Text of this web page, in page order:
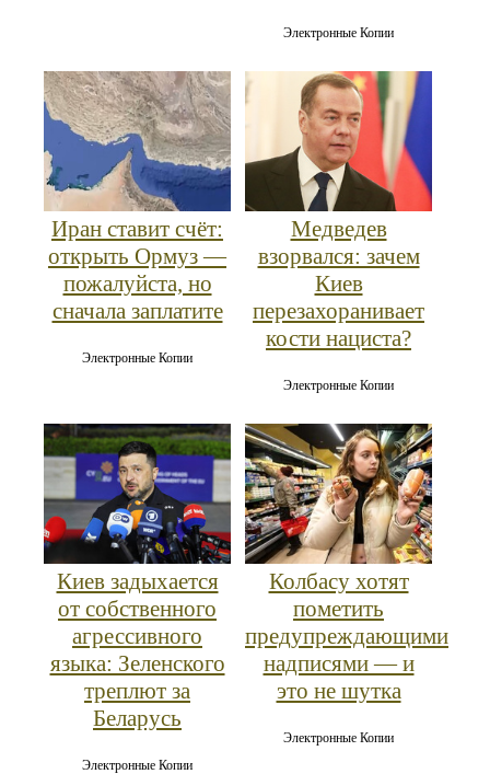
Электронные Копии
Иран ставит счёт:
открыть Ормуз —
пожалуйста, но
сначала заплатите
Электронные Копии
Медведев
взорвался: зачем
Киев
перезахоранивает
кости нациста?
Электронные Копии
Киев задыхается
от собственного
агрессивного
языка: Зеленского
треплют за
Беларусь
Электронные Копии
Колбасу хотят
пометить
предупреждающими
надписями — и
это не шутка
Электронные Копии